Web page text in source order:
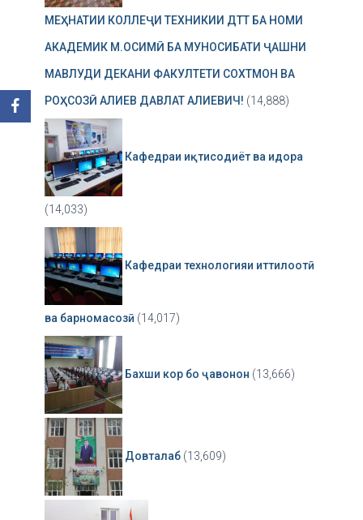
МЕҲНАТИИ КОЛЛЕҶИ ТЕХНИКИИ ДТТ БА НОМИ
АКАДЕМИК М.ОСИМӢ БА МУНОСИБАТИ ҶАШНИ
МАВЛУДИ ДЕКАНИ ФАКУЛТЕТИ СОХТМОН ВА
РОҲСОЗӢ АЛИЕВ ДАВЛАТ АЛИЕВИЧ! (14,888)
Кафедраи иқтисодиёт ва идора
(14,033)
Кафедраи технологияи иттилоотӣ
ва барномасозӣ (14,017)
Бахши кор бо ҷавонон (13,666)
Довталаб (13,609)